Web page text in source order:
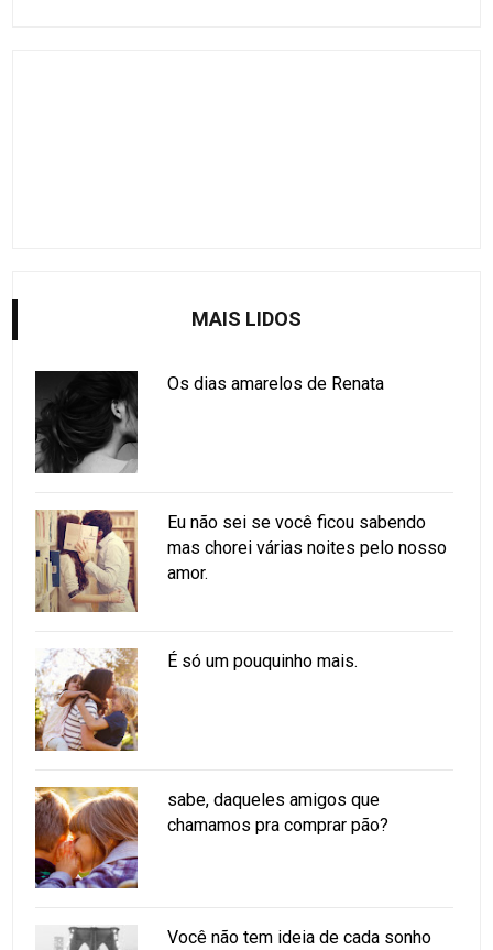
MAIS LIDOS
Os dias amarelos de Renata
Eu não sei se você ficou sabendo
mas chorei várias noites pelo nosso
amor.
É só um pouquinho mais.
sabe, daqueles amigos que
chamamos pra comprar pão?
Você não tem ideia de cada sonho